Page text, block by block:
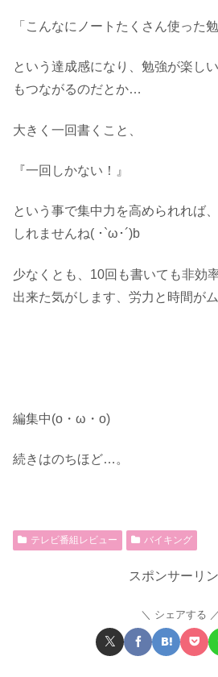
「こんなにノートたくさん使った
という達成感になり、勉強が楽し
もつながるのだとか…
大きく一回書くこと、
『一回しかない！』
という事で集中力を高められれば
しれませんね( ･`ω･´)b
少なくとも、10回も書いても非効
出来た気がします、労力と時間が
編集中(o・ω・o)
続きはのちほど…。
テレビ番組レビュー バイキング
スポンサーリ
シェアする